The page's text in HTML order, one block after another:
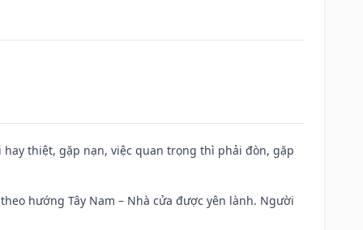
thiệt, gặp nạn, việc quan trọng thì phải đòn, gặp
hướng Tây Nam – Nhà cửa được yên lành. Người